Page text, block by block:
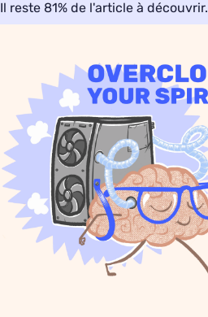
Il reste 81% de l'article à découvrir.